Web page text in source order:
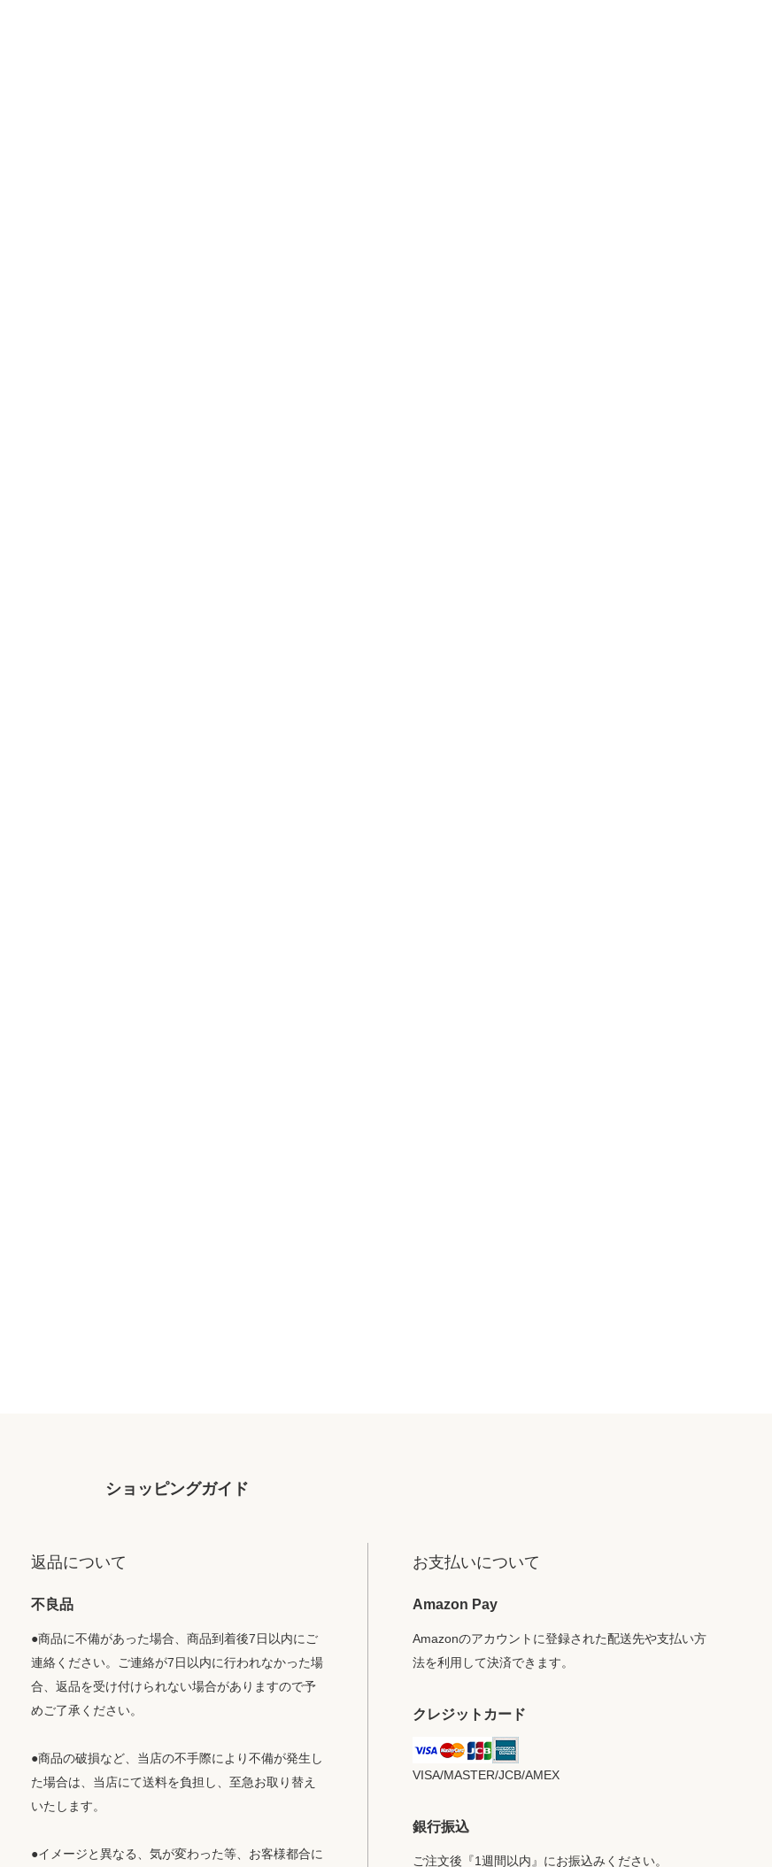
ショッピングガイド
返品について
不良品
●商品に不備があった場合、商品到着後7日以内にご
連絡ください。ご連絡が7日以内に行われなかった場
合、返品を受け付けられない場合がありますので予
めご了承ください。
●商品の破損など、当店の不手際により不備が発生し
た場合は、当店にて送料を負担し、至急お取り替え
いたします。
●イメージと異なる、気が変わった等、お客様都合に
お支払いについて
Amazon Pay
Amazonのアカウントに登録された配送先や支払い方
法を利用して決済できます。
クレジットカード
VISA/MASTER/JCB/AMEX
銀行振込
ご注文後『1週間以内』にお振込みください。